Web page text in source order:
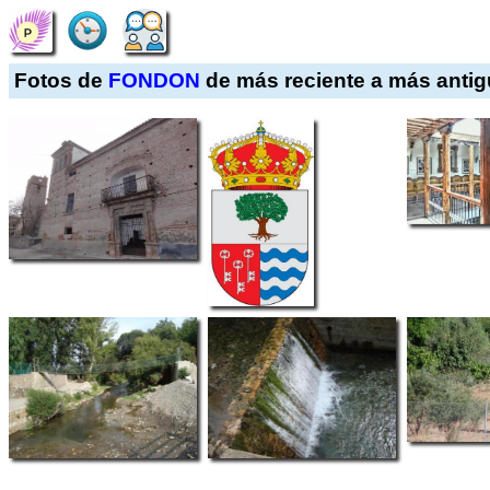
Fotos de FONDON de más reciente a más